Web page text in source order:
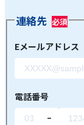
連絡先
Eメールアドレス
電話番号